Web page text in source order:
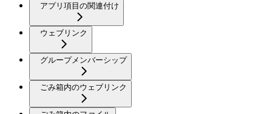
アプリ項目の関連付け
ウェブリンク
グループメンバーシップ
ごみ箱内のウェブリンク